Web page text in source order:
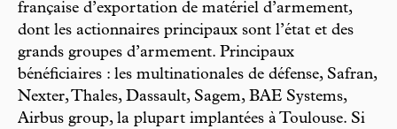
française d’exportation de matériel d’armement,
dont les actionnaires principaux sont l’état et des
grands groupes d’armement. Principaux
bénéficiaires : les multinationales de défense, Safran,
Nexter, Thales, Dassault, Sagem, BAE Systems,
Airbus group, la plupart implantées à Toulouse. Si